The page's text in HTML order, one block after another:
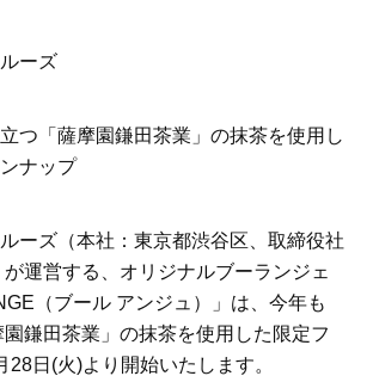
タログ
ーズ
つ「薩摩園鎌田茶業」の抹茶を使用し
ナップ
ーズ（本社：東京都渋谷区、取締役社
運営する、オリジナルブーランジェ
（ブール アンジュ）」は、今年も
鎌田茶業」の抹茶を使用した限定フ
28日(火)より開始いたします。